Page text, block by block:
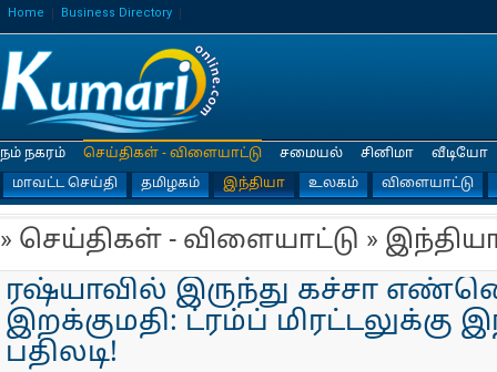
Home Business Directory
நம் நகரம்
செய்திகள் - விளையாட்டு
மாவட்ட செய்தி
தமிழகம் இந்தியா உலகம் விளையாட்டு
சமையல் சினிமா வீடியோ
» செய்திகள் - விளையாட்டு »
ரஷ்யாவில் இருந்து கச்சா
இறக்குமதி: ட்ரம்ப் மிரட்டலுக்கு
பதிலடி!